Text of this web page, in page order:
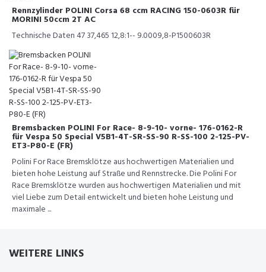
Rennzylinder POLINI Corsa 68 ccm RACING 150-0603R für
MORINI 50ccm 2T AC
Technische Daten 47 37,465 12,8:1-- 9.0009,8-P1500603R
Bremsbacken POLINI For Race- 8-9-10- vorne- 176-0162-R
für Vespa 50 Special V5B1-4T-SR-SS-90 R-SS-100 2-125-PV-
ET3-P80-E (FR)
Polini For Race Bremsklötze aus hochwertigen Materialien und
bieten hohe Leistung auf Straße und Rennstrecke. Die Polini For
Race Bremsklötze wurden aus hochwertigen Materialien und mit
viel Liebe zum Detail entwickelt und bieten hohe Leistung und
maximale ...
WEITERE LINKS